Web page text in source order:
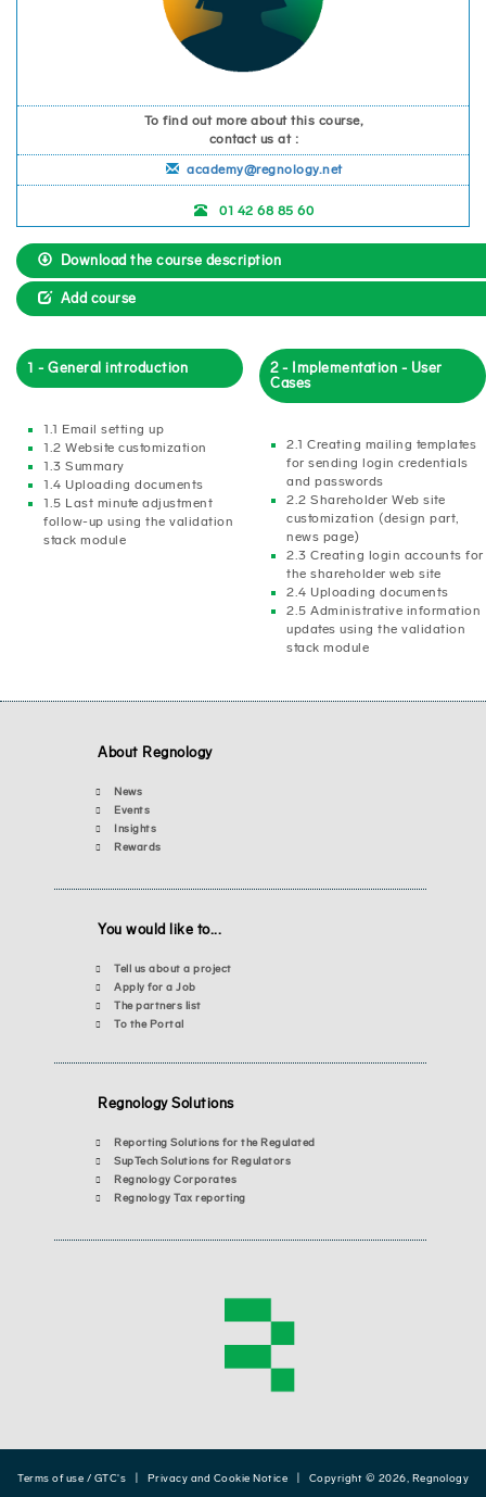
To find out more about this course,
contact us at :
academy@regnology.net
01 42 68 85 60
Download the course description
Add course
1 - General introduction
1.1 Email setting up
1.2 Website customization
1.3 Summary
1.4 Uploading documents
1.5 Last minute adjustment
follow-up using the validation
stack module
2 - Implementation - User
Cases
2.1 Creating mailing templates
for sending login credentials
and passwords
2.2 Shareholder Web site
customization (design part,
news page)
2.3 Creating login accounts for
the shareholder web site
2.4 Uploading documents
2.5 Administrative information
updates using the validation
stack module
About Regnology
News
Events
Insights
Rewards
You would like to...
Tell us about a project
Apply for a Job
The partners list
To the Portal
Regnology Solutions
Reporting Solutions for the Regulated
SupTech Solutions for Regulators
Regnology Corporates
Regnology Tax reporting
Terms of use / GTC's Privacy and Cookie Notice | Copyright © 2026, Regnology